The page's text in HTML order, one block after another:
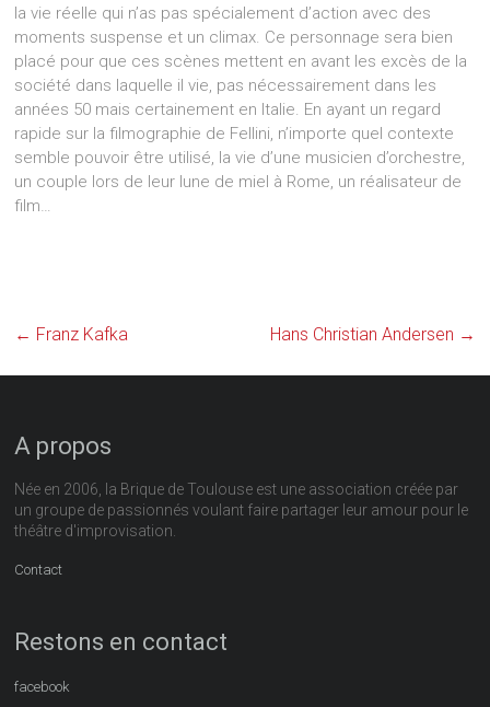
la vie réelle qui n’as pas spécialement d’action avec des
moments suspense et un climax. Ce personnage sera bien
placé pour que ces scènes mettent en avant les excès de la
société dans laquelle il vie, pas nécessairement dans les
années 50 mais certainement en Italie. En ayant un regard
rapide sur la filmographie de Fellini, n’importe quel contexte
semble pouvoir être utilisé, la vie d’une musicien d’orchestre,
un couple lors de leur lune de miel à Rome, un réalisateur de
film…
← Franz Kafka Hans Christian Andersen →
A propos
Née en 2006, la Brique de Toulouse est une association créée par
un groupe de passionnés voulant faire partager leur amour pour le
théâtre d'improvisation.
Contact
Restons en contact
facebook